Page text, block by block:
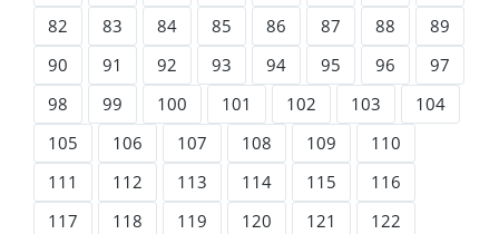
82
83 84 85 86 87 88
89
90
91 92 93 94 95 96
97
98
99 100 101 102 103
104
105
106 107 108 109
110
111
112 113 114 115
116
117
118 119 120 121
122